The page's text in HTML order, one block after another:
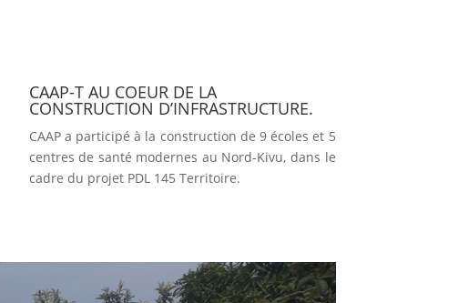
CAAP-T AU COEUR DE LA
CONSTRUCTION D’INFRASTRUCTURE.
CAAPa participé à la construction de 9 écoles et 5
centres de santé modernes au Nord-Kivu, dans le
cadre du projet PDL 145 Territoire.